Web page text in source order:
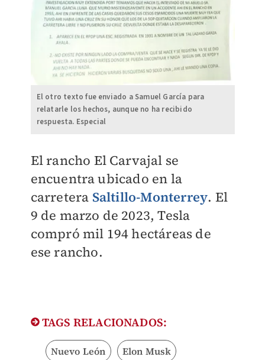
El otro texto fue enviado a Samuel García para
relatarle los hechos, aunque no ha recibido
respuesta. Especial
El rancho El Carvajal se
encuentra ubicado en la
carretera Saltillo-Monterrey. El
9 de marzo de 2023, Tesla
compró mil 194 hectáreas de
ese rancho.
TAGS RELACIONADOS:
Nuevo León Elon Musk